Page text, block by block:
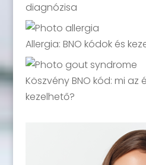
diagnózisa
Allergia: BNO kódok és
Köszvény BNO kód: mi az
kezelhető?